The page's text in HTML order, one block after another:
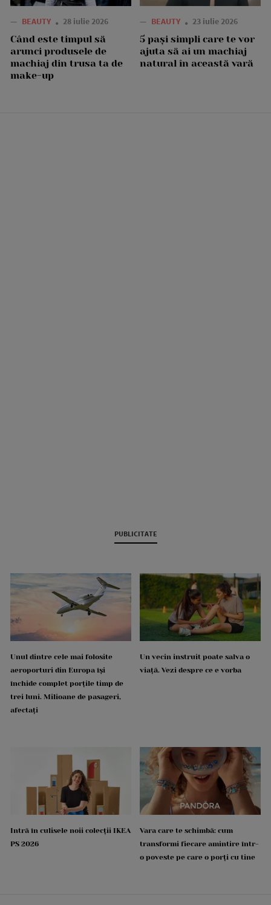
— BEAUTY 28 iulie 2026
Când este timpul să
arunci produsele de
machiaj din trusa ta de
make-up
— BEAUTY 23 iulie 2026
5 pași simpli care te vor
ajuta să ai un machiaj
natural în această vară
PUBLICITATE
Unul dintre cele mai folosite
aeroporturi din Europa își
închide complet porțile timp de
trei luni. Milioane de pasageri,
afectați
Un vecin instruit poate salva o
viață. Vezi despre ce e vorba
Intră în culisele noii colecții IKEA
PS 2026
Vara care te schimbă: cum
transformi fiecare amintire într-
o poveste pe care o porți cu tine